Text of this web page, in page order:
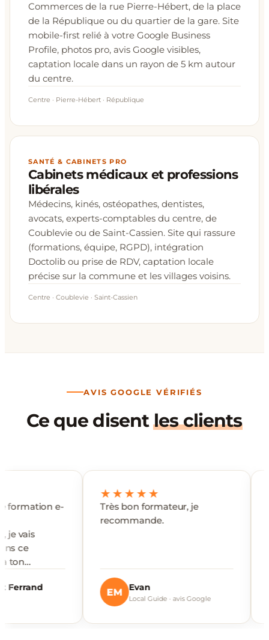
Commerces de la rue Pierre-Hébert, de la place
de la République ou du quartier de la gare. Site
mobile-first relié à votre Google Business
Profile, photos pro, avis Google visibles,
captation locale dans un rayon de 5 km autour
du centre.
Centre · Pierre-Hébert · République
SANTÉ & CABINETS PRO
Cabinets médicaux et professions
libérales
Médecins, kinés, ostéopathes, dentistes,
avocats, experts-comptables du centre, de
Coublevie ou de Saint-Cassien. Site qui rassure
(formations, équipe, RGPD), intégration
Doctolib ou prise de RDV, captation locale
précise sur la commune et les villages voisins.
Centre · Coublevie · Saint-Cassien
AVIS GOOGLE VÉRIFIÉS
Ce que disentles clients
e-
★★★★★
Très bon formateur, je
recommande.
Evan
Local Guide · avis Google